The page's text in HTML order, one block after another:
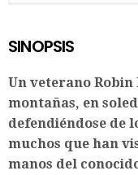
SINOPSIS
Un veterano Robin
montañas, en
defendiéndose de
muchos que han
manos del